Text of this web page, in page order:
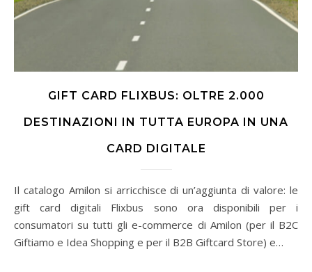
GIFT CARD FLIXBUS: OLTRE 2.000
DESTINAZIONI IN TUTTA EUROPA IN UNA
CARD DIGITALE
Il catalogo Amilon si arricchisce di un’aggiunta di valore: le
gift card digitali Flixbus sono ora disponibili per i
consumatori su tutti gli e-commerce di Amilon (per il B2C
Giftiamo e Idea Shopping e per il B2B Giftcard Store) e…